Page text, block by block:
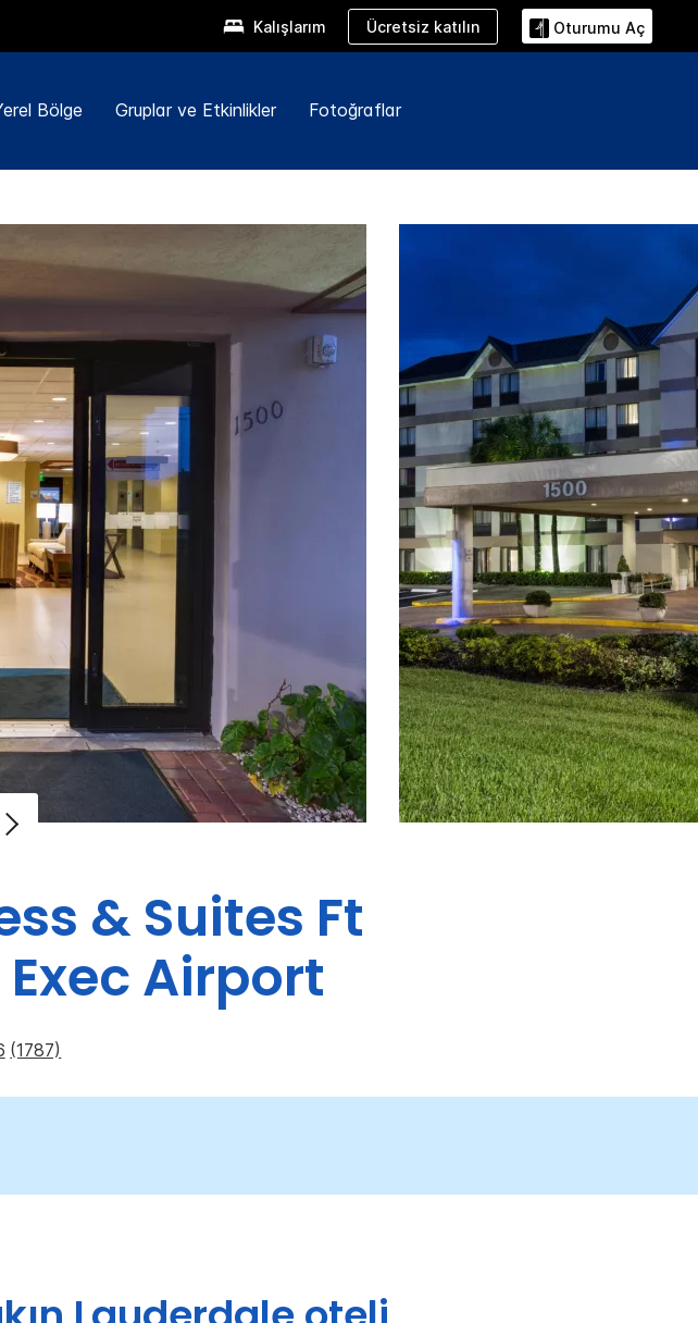
Kalışlarım Ücretsiz katılın Oturumu Aç
Bölge Gruplar ve Etkinlikler Fotoğraflar
& Suites Ft
Airport
(1787)